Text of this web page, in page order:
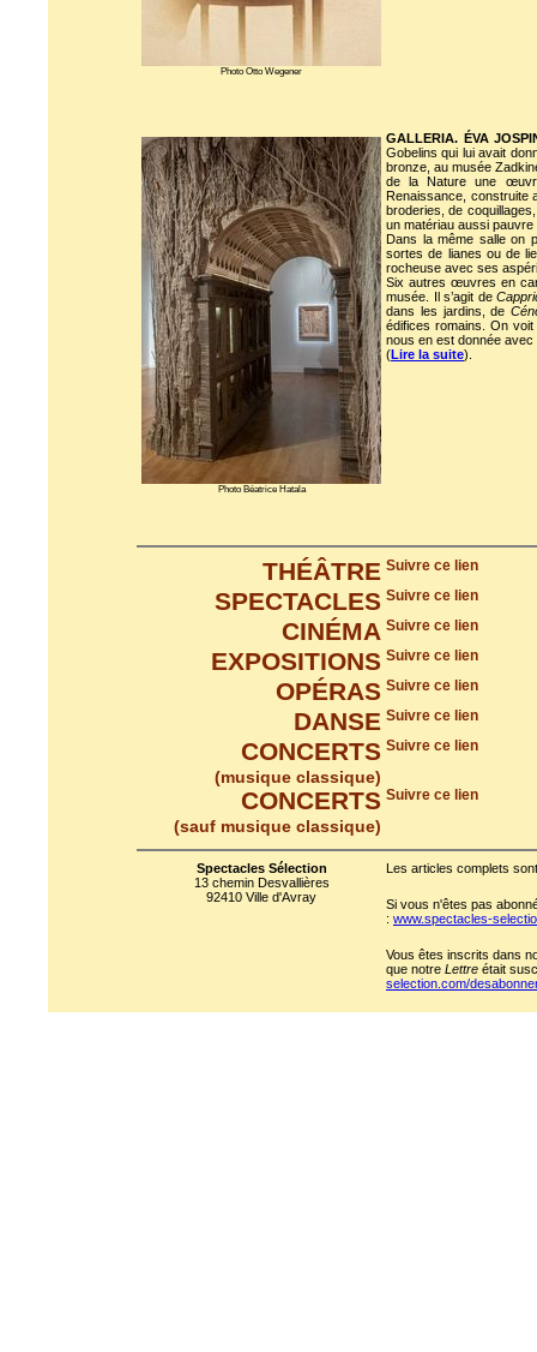
Photo Otto Wegener
Photo Béatrice Hatala
GALLERIA. ÉVA
Gobelins qui lui avait
bronze, au musée
de la Nature une
Renaissance, construite
broderies, de
un matériau aussi
Dans la même salle on
sortes de lianes ou de
rocheuse avec ses
Six autres œuvres en
musée. Il s’agit de
dans les jardins, de
édifices romains. On voit
nous en est donnée
(Lire la suite).
THÉÂTRE Suivre ce lien
SPECTACLES Suivre ce lien
CINÉMA Suivre ce lien
EXPOSITIONS Suivre ce lien
OPÉRAS Suivre ce lien
DANSE Suivre ce lien
CONCERTS
(musique classique)
Suivre ce lien
CONCERTS
(sauf musique classique)
Suivre ce lien
Spectacles Sélection
13 chemin Desvallières
92410 Ville d'Avray
Les articles complets
Si vous n'êtes pas
: www.spectacles-
Vous êtes inscrits dans
que notre Lettre était
selection.com/